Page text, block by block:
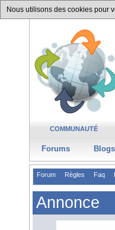
Nous utilisons des cookies pour
COMMUNAUTÉ
Forums Blogs
Forum Règles Faq
Annonce